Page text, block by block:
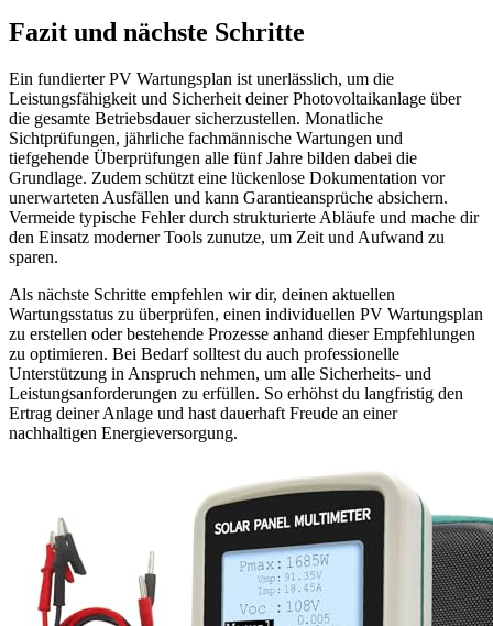
Fazit und nächste Schritte
Ein fundierter PV Wartungsplan ist unerlässlich, um die
Leistungsfähigkeit und Sicherheit deiner Photovoltaikanlage über
die gesamte Betriebsdauer sicherzustellen. Monatliche
Sichtprüfungen, jährliche fachmännische Wartungen und
tiefgehende Überprüfungen alle fünf Jahre bilden dabei die
Grundlage. Zudem schützt eine lückenlose Dokumentation vor
unerwarteten Ausfällen und kann Garantieansprüche absichern.
Vermeide typische Fehler durch strukturierte Abläufe und mache dir
den Einsatz moderner Tools zunutze, um Zeit und Aufwand zu
sparen.
Als nächste Schritte empfehlen wir dir, deinen aktuellen
Wartungsstatus zu überprüfen, einen individuellen PV Wartungsplan
zu erstellen oder bestehende Prozesse anhand dieser Empfehlungen
zu optimieren. Bei Bedarf solltest du auch professionelle
Unterstützung in Anspruch nehmen, um alle Sicherheits- und
Leistungsanforderungen zu erfüllen. So erhöhst du langfristig den
Ertrag deiner Anlage und hast dauerhaft Freude an einer
nachhaltigen Energieversorgung.